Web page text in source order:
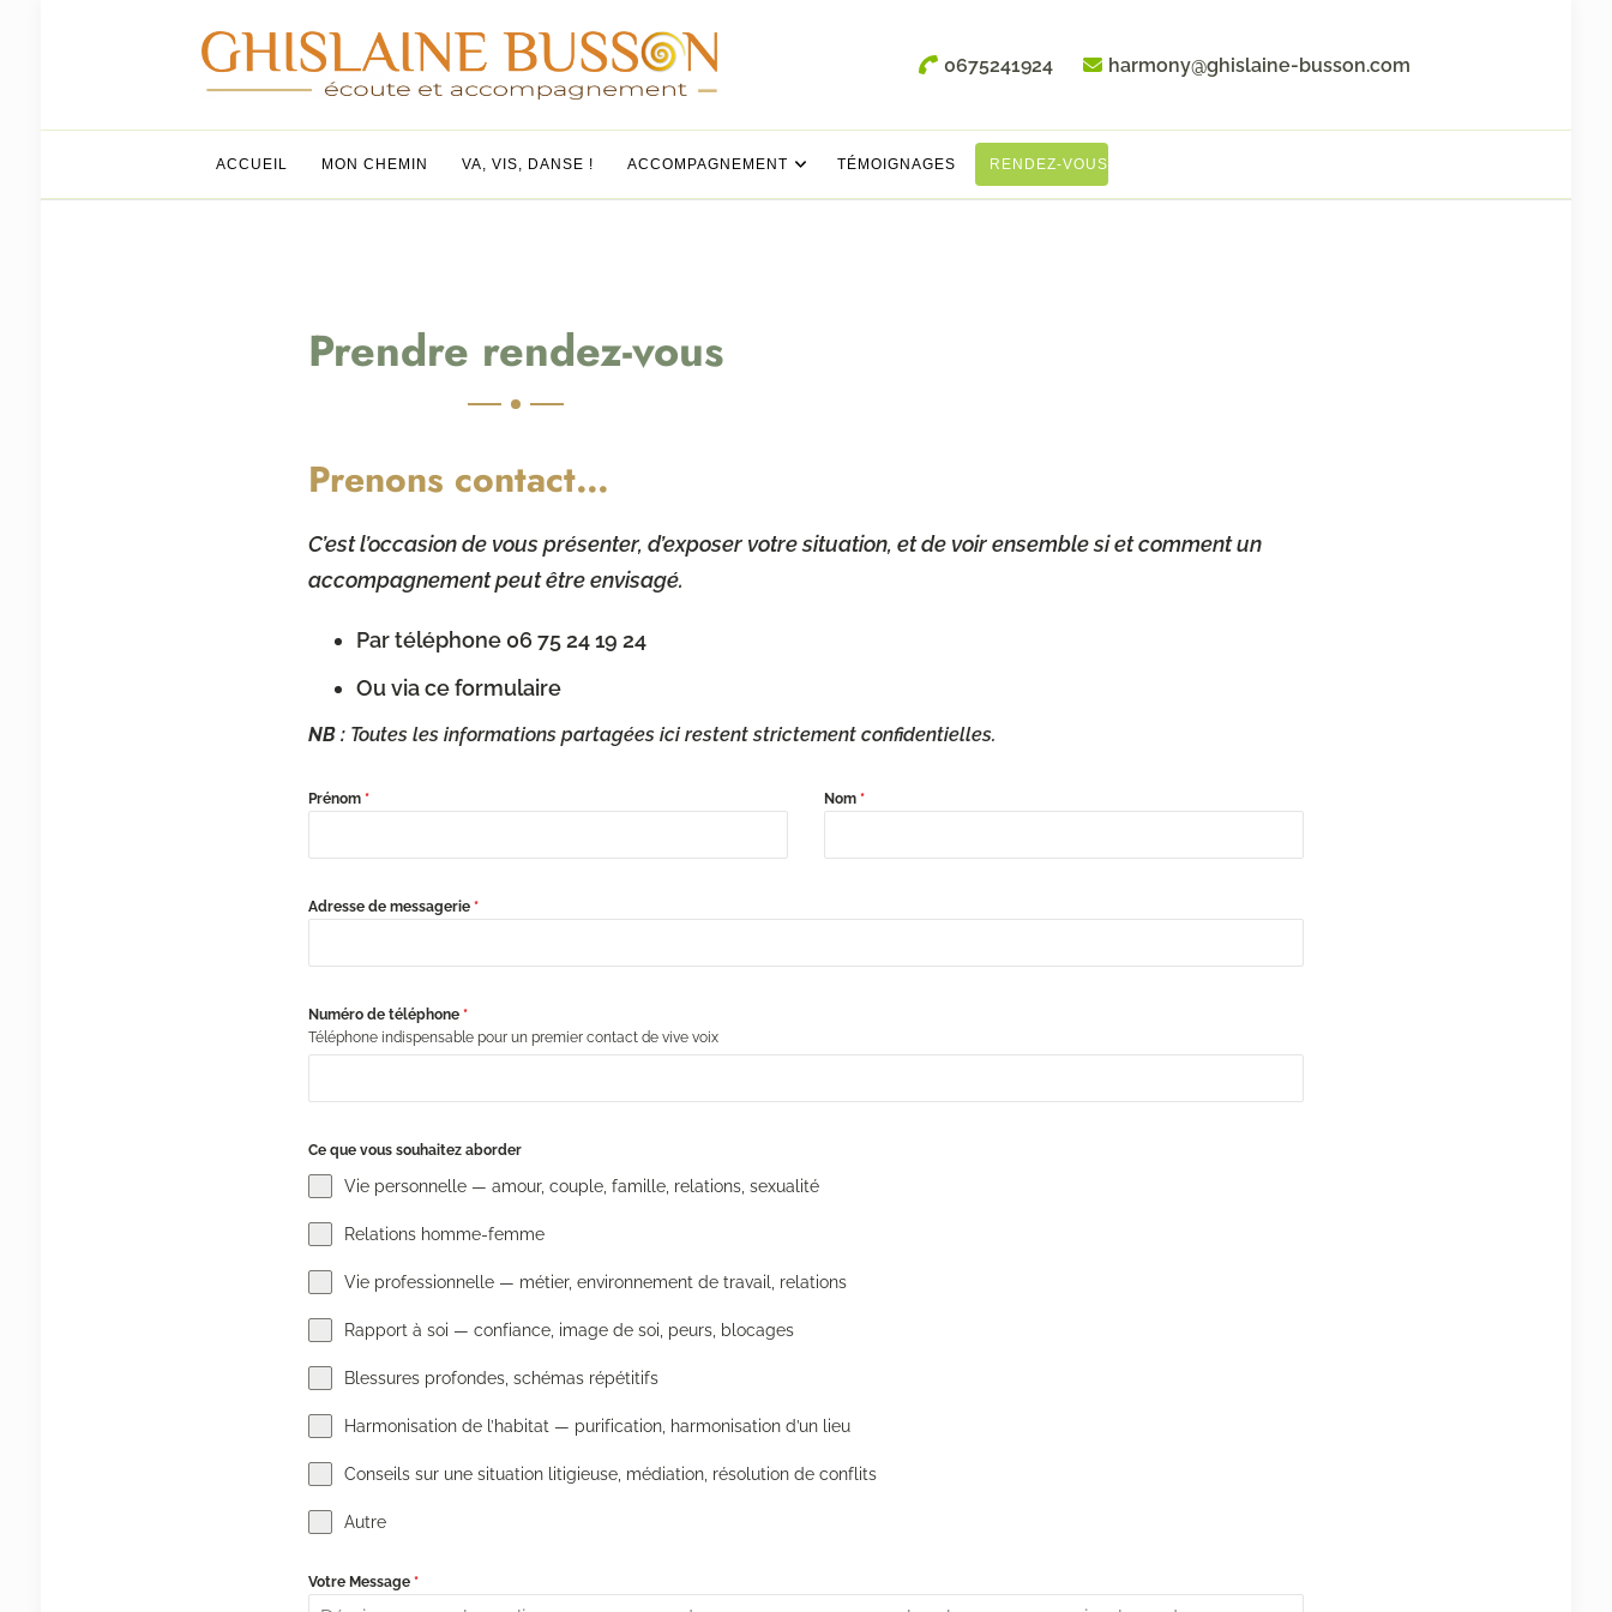
Ghislaine Busson
0675241924 harmony@ghislaine-busson.com
ACCUEIL MON CHEMIN VA, VIS, DANSE ! ACCOMPAGNEMENT TÉMOIGNAGES RENDEZ-VOUS
Prendre rendez-vous
Prenons contact…
C’est l’occasion de vous présenter, d’exposer votre situation, et de voir ensemble si et comment un
accompagnement peut être envisagé.
Par téléphone 06 75 24 19 24
Ou via ce formulaire
NB :Toutes les informations partagées ici restent strictement confidentielles.
Prénom * Nom *
Adresse de messagerie *
Numéro de téléphone *
Téléphone indispensable pour un premier contact de vive voix
Ce que vous souhaitez aborder
Vie personnelle — amour, couple, famille, relations, sexualité
Relations homme-femme
Vie professionnelle — métier, environnement de travail, relations
Rapport à soi — confiance, image de soi, peurs, blocages
Blessures profondes, schémas répétitifs
Harmonisation de l’habitat — purification, harmonisation d’un lieu
Conseils sur une situation litigieuse, médiation, résolution de conflits
Autre
Votre Message *